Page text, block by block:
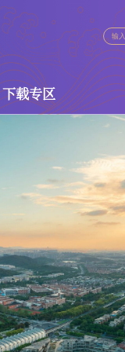
下载专区
下载专区